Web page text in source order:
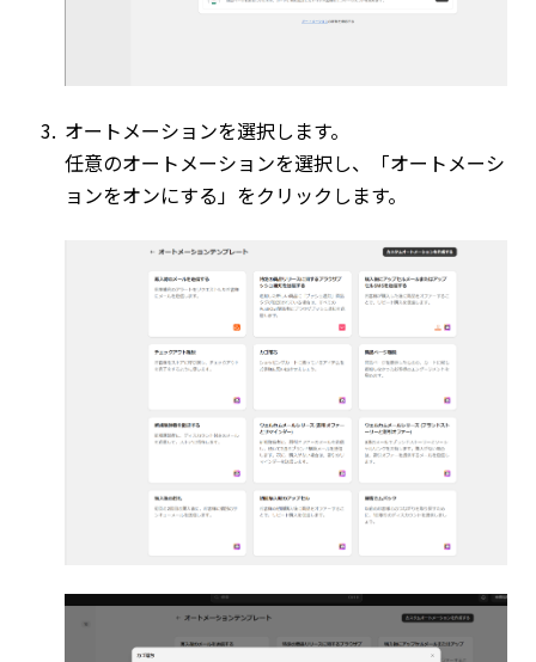
オートメーションを選択します。
任意のオートメーションを選択し、「オートメーシ
ョンをオンにする」をクリックします。